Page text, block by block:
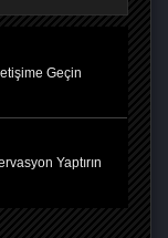
Geçin
Yaptırın